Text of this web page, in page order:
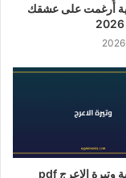
أُرغمت على عشقك
تحميل رواية وتيرة الاعرج pdf